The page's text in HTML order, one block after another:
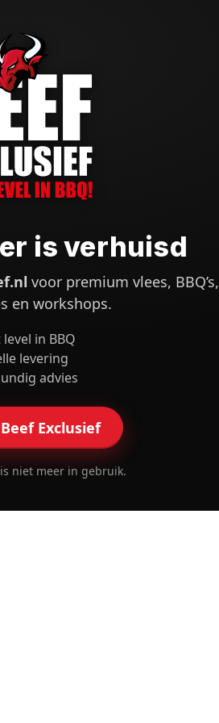
is verhuisd
voor premium vlees, BBQ’s,
en workshops.
level in BBQ
levering
advies
Exclusief
niet meer in gebruik.